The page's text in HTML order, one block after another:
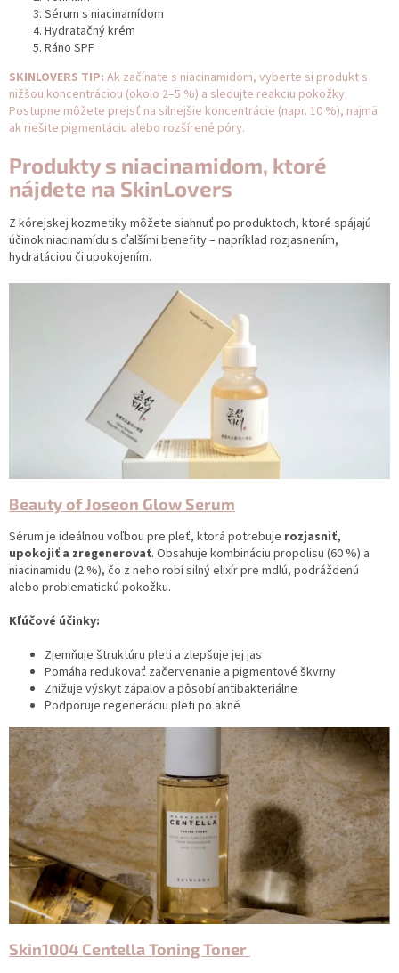
Sérum s niacinamídom
Hydratačný krém
Ráno SPF
SKINLOVERS TIP: Ak začínate s niacinamidom, vyberte si produkt s
nižšou koncentráciou (okolo 2–5 %) a sledujte reakciu pokožky.
Postupne môžete prejsť na silnejšie koncentrácie (napr. 10 %), najmä
ak riešite pigmentáciu alebo rozšírené póry.
Produkty s niacinamidom, ktoré
nájdete na SkinLovers
Z kórejskej kozmetiky môžete siahnuť po produktoch, ktoré spájajú
účinok niacinamídu s ďalšími benefity – napríklad rozjasnením,
hydratáciou či upokojením.
Beauty of Joseon Glow Serum
Sérum je ideálnou voľbou pre pleť, ktorá potrebuje rozjasniť,
upokojiť a zregenerovať. Obsahuje kombináciu propolisu (60 %) a
niacinamidu (2 %), čo z neho robí silný elixír pre mdlú, podráždenú
alebo problematickú pokožku.
Kľúčové účinky:
Zjemňuje štruktúru pleti a zlepšuje jej jas
Pomáha redukovať začervenanie a pigmentové škvrny
Znižuje výskyt zápalov a pôsobí antibakteriálne
Podporuje regeneráciu pleti po akné
Skin1004 Centella Toning Toner